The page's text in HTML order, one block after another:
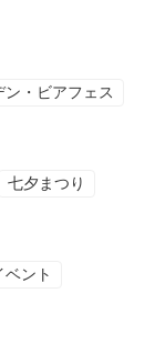
ン・ビアフェス
七夕まつり
ベント